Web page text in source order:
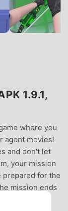
1.9.1,
where you
agent movies!
and don't let
your mission
prepared for the
mission ends
from the